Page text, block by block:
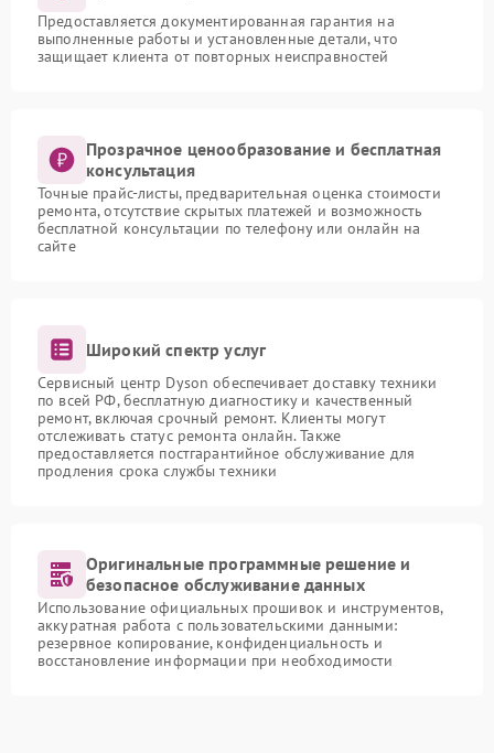
Предоставляется документированная гарантия на
выполненные работы и установленные детали, что
защищает клиента от повторных неисправностей
Прозрачное ценообразование и бесплатная
консультация
Точные прайс-листы, предварительная оценка стоимости
ремонта, отсутствие скрытых платежей и возможность
бесплатной консультации по телефону или онлайн на
сайте
Широкий спектр услуг
Сервисный центр Dyson обеспечивает доставку техники
по всей РФ, бесплатную диагностику и качественный
ремонт, включая срочный ремонт. Клиенты могут
отслеживать статус ремонта онлайн. Также
предоставляется постгарантийное обслуживание для
продления срока службы техники
Оригинальные программные решение и
безопасное обслуживание данных
Использование официальных прошивок и инструментов,
аккуратная работа с пользовательскими данными:
резервное копирование, конфиденциальность и
восстановление информации при необходимости